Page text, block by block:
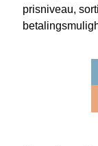
prisniveau,